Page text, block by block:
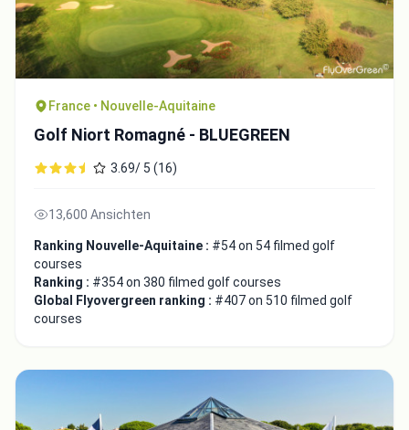
France • Nouvelle-Aquitaine
Golf Niort Romagné - BLUEGREEN
3.69/ 5 (16)
13,600 Ansichten
Ranking Nouvelle-Aquitaine : #54 on 54 filmed golf
courses
Ranking : #354 on 380 filmed golf courses
Global Flyovergreen ranking : #407 on 510 filmed golf
courses